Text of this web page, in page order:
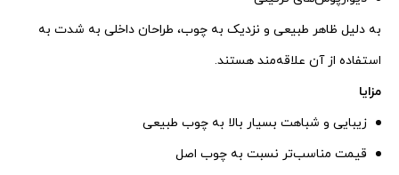
به دلیل ظاهر طبیعی و نزدیک به چوب، طراحان داخلی به شدت به
استفاده از آن علاقه‌مند هستند.
مزایا
زیبایی و شباهت بسیار بالا به چوب طبیعی
قیمت مناسب‌تر نسبت به چوب اصل